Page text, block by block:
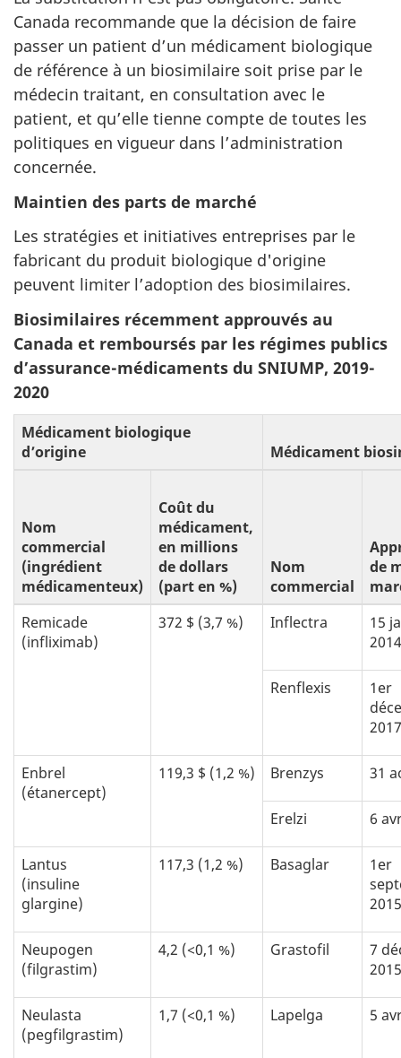
Canada recommande que la décision de faire
passer un patient d’un médicament biologique
de référence à un biosimilaire soit prise par le
médecin traitant, en consultation avec le
patient, et qu’elle tienne compte de toutes les
politiques en vigueur dans l’administration
concernée.
Maintien des parts de marché
Les stratégies et initiatives entreprises par le
fabricant du produit biologique d'origine
peuvent limiter l’adoption des biosimilaires.
Biosimilaires récemment approuvés au
Canada et remboursés par les régimes publics
d’assurance-médicaments du SNIUMP, 2019-
2020
Médicament biologique
d’origine
Médicament
Nom
commercial
(ingrédient
médicamenteux)
Coût du
médicament,
en millions
de dollars
(part en %)
Nom
commercial
de
Remicade
(infliximab)
372 $ (3,7 %) Inflectra
15
2014
Renflexis
1er
2017
Enbrel
(étanercept)
119,3 $ (1,2 %) Brenzys 31
Erelzi 6
Lantus
(insuline
glargine)
117,3 (1,2 %) Basaglar
1er
2015
Neupogen
(filgrastim)
4,2 (<0,1 %) Grastofil
7
2015
Neulasta
(pegfilgrastim)
1,7 (<0,1 %) Lapelga 5